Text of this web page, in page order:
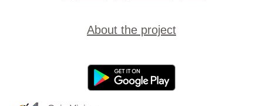
About the project